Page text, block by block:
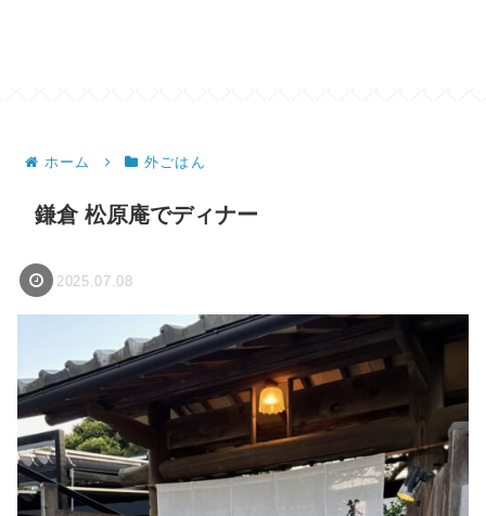
ホーム 外ごはん
鎌倉 松原庵でディナー
2025.07.08